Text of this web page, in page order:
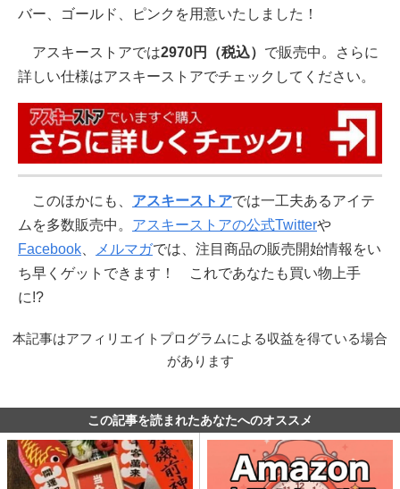
バー、ゴールド、ピンクを用意いたしました！
アスキーストアでは2970円（税込） で販売中。さらに
詳しい仕様はアスキーストアでチェックしてください。
このほかにも、 アスキーストアでは一工夫あるアイテ
ムを多数販売中。 アスキーストアの公式Twitterや
Facebook
メルマガでは、注目商品の販売開始情報をい
ち早くゲットできます！ これであなたも買い物上手
に!?
本記事はアフィリエイトプログラムによる収益を得ている場合
があります
この記事を読まれたあなたへのオススメ